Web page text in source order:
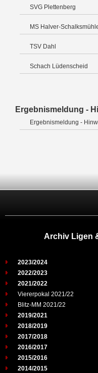
SVG Plettenberg
MS Halver-
TSV Dahl
Schach Lüdenscheid
Ergebnismeldung -
Ergebnismeldung -
Archiv Ligen
2023/2024
2022/2023
2021/2022
Viererpokal 2021/22
Blitz-MM 2021/22
2019/2021
2018/2019
2017/2018
2016/2017
2015/2016
2014/2015